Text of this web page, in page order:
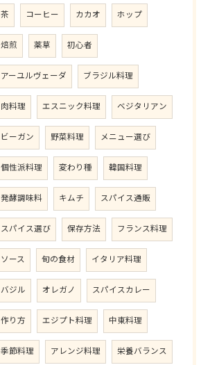
茶 コーヒー カカオ ホップ
焙煎 薬草 初心者
アーユルヴェーダ ブラジル料理
肉料理 エスニック料理 ベジタリアン
ビーガン 野菜料理 メニュー選び
個性派料理 変わり種 韓国料理
発酵調味料 キムチ スパイス通販
スパイス選び 保存方法 フランス料理
ソース 旬の食材 イタリア料理
バジル オレガノ スパイスカレー
作り方 エジプト料理 中東料理
季節料理 アレンジ料理 栄養バランス